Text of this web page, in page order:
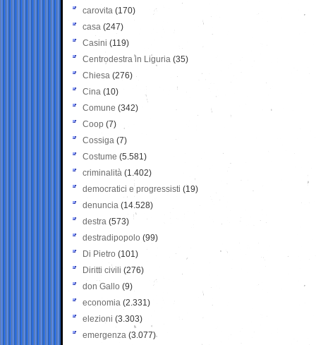
carovita (170)
casa (247)
Casini (119)
Centrodestra in Liguria (35)
Chiesa (276)
Cina (10)
Comune (342)
Coop (7)
Cossiga (7)
Costume (5.581)
criminalità (1.402)
democratici e progressisti (19)
denuncia (14.528)
destra (573)
destradipopolo (99)
Di Pietro (101)
Diritti civili (276)
don Gallo (9)
economia (2.331)
elezioni (3.303)
emergenza (3.077)